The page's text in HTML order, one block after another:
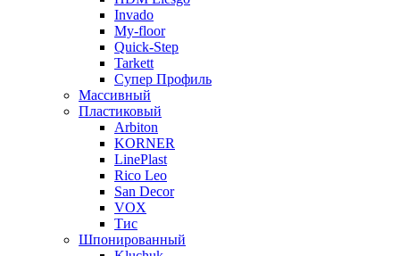
Invado
My-floor
Quick-Step
Tarkett
Супер Профиль
Массивный
Пластиковый
Arbiton
KORNER
LinePlast
Rico Leo
San Decor
VOX
Тис
Шпонированный